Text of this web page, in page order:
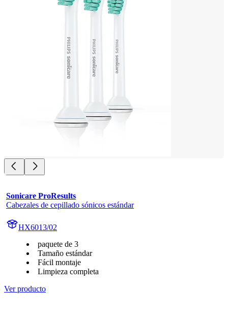
Sonicare ProResults
Cabezales de cepillado sónicos estándar
HX6013/02
paquete de 3
Tamaño estándar
Fácil montaje
Limpieza completa
Ver producto